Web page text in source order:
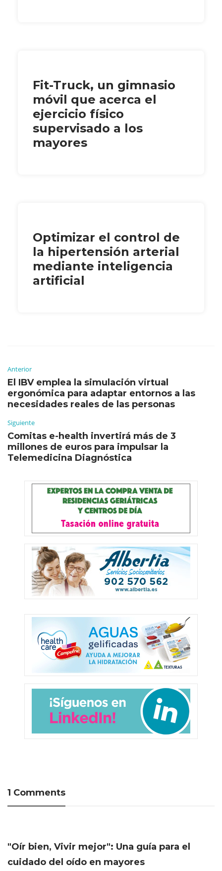
Fit-Truck, un gimnasio
móvil que acerca el
ejercicio físico
supervisado a los
mayores
Optimizar el control de
la hipertensión arterial
mediante inteligencia
artificial
Anterior
El IBV emplea la simulación virtual
ergonómica para adaptar entornos a las
necesidades reales de las personas
Siguiente
Comitas e-health invertirá más de 3
millones de euros para impulsar la
Telemedicina Diagnóstica
1 Comments
"Oír bien, Vivir mejor": Una guía para el
cuidado del oído en mayores